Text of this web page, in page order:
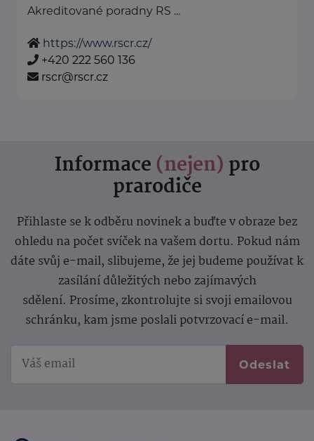
Akreditované poradny RS ...
https://www.rscr.cz/
+420 222 560 136
rscr@rscr.cz
Informace (nejen) pro
prarodiče
Přihlaste se k odběru novinek a buďte v obraze bez
ohledu na počet svíček na vašem dortu. Pokud nám
dáte svůj e-mail, slibujeme, že jej budeme používat k
zasílání důležitých nebo zajímavých
sdělení. Prosíme, zkontrolujte si svoji emailovou
schránku, kam jsme poslali potvrzovací e-mail.
Odeslat